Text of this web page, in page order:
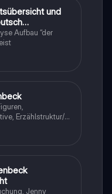
und
Aufbau “der
Erzählstruktur/-
Jenny